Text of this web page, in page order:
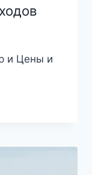
и Цены и